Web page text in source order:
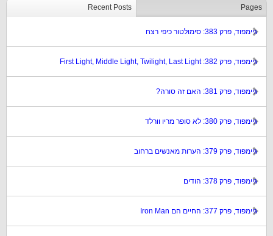
Recent Posts Pages
גיימפוד, פרק 383: סימולטור כיפי רצח
גיימפוד, פרק 382: First Light, Middle Light, Twilight, Last Light
גיימפוד, פרק 381: האם זה סורה?
גיימפוד, פרק 380: לא סופר מריו וורלד
גיימפוד, פרק 379: הערות מאנשים ברחוב
גיימפוד, פרק 378: הודים
גיימפוד, פרק 377: החיים הם Iron Man